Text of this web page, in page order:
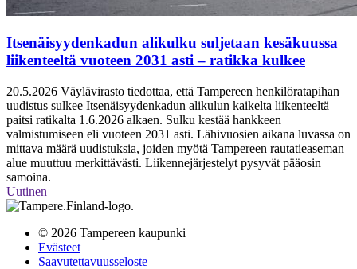
Itsenäisyydenkadun alikulku suljetaan kesäkuussa
liikenteeltä vuoteen 2031 asti – ratikka kulkee
20.5.2026 Väylävirasto tiedottaa, että Tampereen henkilöratapihan
uudistus sulkee Itsenäisyydenkadun alikulun kaikelta liikenteeltä
paitsi ratikalta 1.6.2026 alkaen. Sulku kestää hankkeen
valmistumiseen eli vuoteen 2031 asti. Lähivuosien aikana luvassa on
mittava määrä uudistuksia, joiden myötä Tampereen rautatieaseman
alue muuttuu merkittävästi. Liikennejärjestelyt pysyvät pääosin
samoina.
Uutinen
© 2026 Tampereen kaupunki
Evästeet
Saavutettavuusseloste